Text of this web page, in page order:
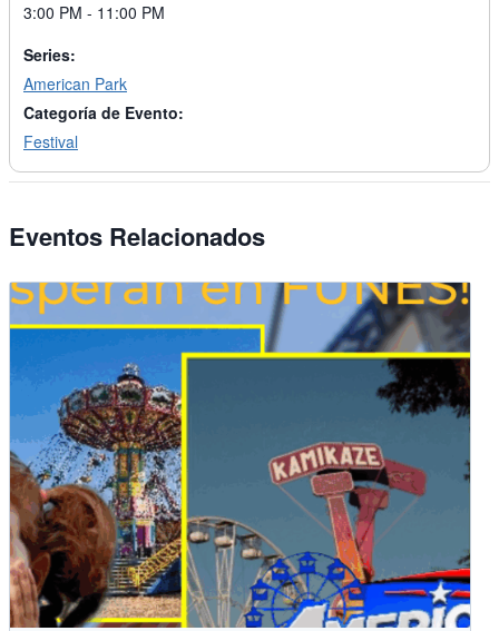
3:00 PM - 11:00 PM
Series:
American Park
Categoría de Evento:
Festival
Eventos Relacionados